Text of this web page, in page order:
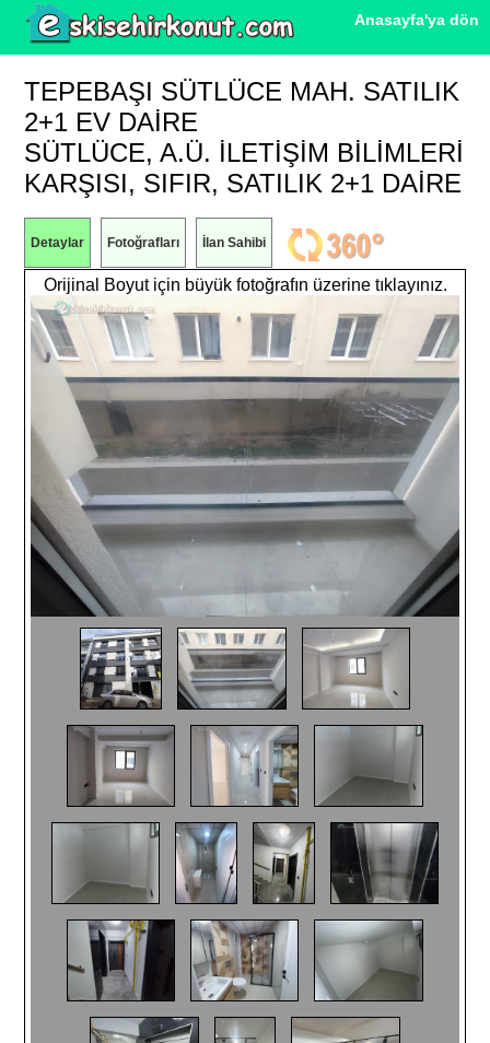
Anasayfa'ya dön
TEPEBAŞI SÜTLÜCE MAH. SATILIK
2+1 EV DAIRE
SÜTLÜCE, A.Ü. İLETİŞİM BİLİMLERİ
KARŞISI, SIFIR, SATILIK 2+1 DAİRE
Detaylar Fotoğrafları İlan Sahibi
Orijinal Boyut için büyük fotoğrafın üzerine tıklayınız.